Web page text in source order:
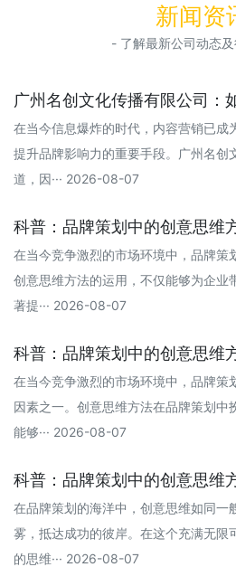
新闻资
- 了解最新公司动态
广州名创文化传播有限公司：
在当今信息爆炸的时代，内容营销已成
提升品牌影响力的重要手段。广州名创
道，因··· 2026-08-07
科普：品牌策划中的创意思维
在当今竞争激烈的市场环境中，品牌策
创意思维方法的运用，不仅能够为企业
著提··· 2026-08-07
科普：品牌策划中的创意思维
在当今竞争激烈的市场环境中，品牌策
因素之一。创意思维方法在品牌策划中
能够··· 2026-08-07
科普：品牌策划中的创意思维
在品牌策划的海洋中，创意思维如同一
雾，抵达成功的彼岸。在这个充满无限
的思维··· 2026-08-07